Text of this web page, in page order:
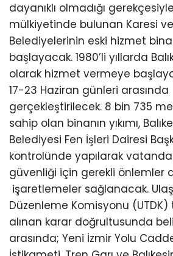
dayanıklı olmadığı
mülkiyetinde bulunan Karesi ve
Belediyelerinin eski hizmet
başlayacak. 1980’li yıllarda
olarak hizmet vermeye
17-23 Haziran günleri arasında
gerçekleştirilecek. 8 bin 735
sahip olan binanın yıkımı,
Belediyesi Fen İşleri Dairesi
kontrolünde yapılarak
güvenliği için gerekli önlemler
işaretlemeler sağlanacak.
Düzenleme Komisyonu
alınan karar doğrultusunda
arasında; Yeni İzmir Yolu